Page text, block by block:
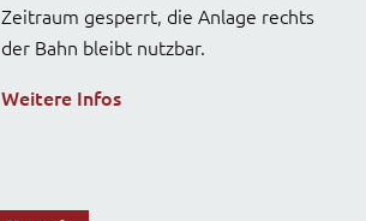
Zeitraum gesperrt, die Anlage rechts
der Bahn bleibt nutzbar.
Weitere Infos